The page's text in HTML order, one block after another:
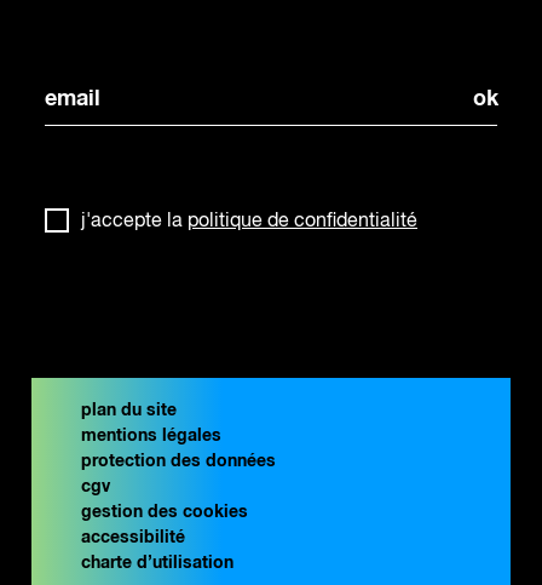
j'accepte la politique de confidentialité
plan du site
mentions légales
protection des données
cgv
gestion des cookies
accessibilité
charte d’utilisation